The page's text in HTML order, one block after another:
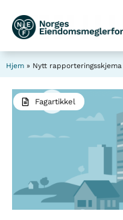
Hjem » Nytt
Fagartikkel